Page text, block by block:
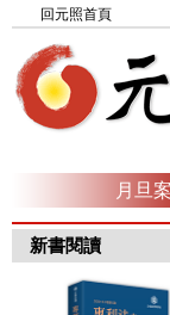
回元照首頁
月旦
新書閱讀